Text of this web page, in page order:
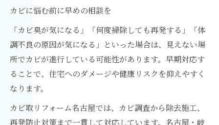
カビに悩む前に早めの相談を
「カビ臭が気になる」「何度掃除しても再発する」「体
調不良の原因が気になる」といった場合は、見えない場
所でカビが進行している可能性があります。早期対応す
ることで、住宅へのダメージや健康リスクを抑えやすく
なります。
カビ取リフォーム名古屋では、カビ調査から除去施工、
再発防止対策まで一貫して対応しています。名古屋・岐